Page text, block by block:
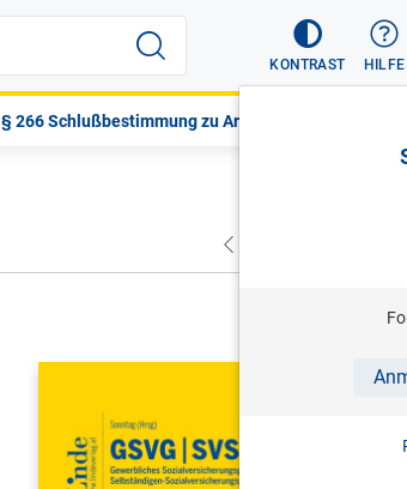
KONTRAST HILFE
§ 266 Schlußbestimmung zu Art. 3...
SONNTAG